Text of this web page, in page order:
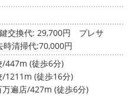
鍵交換代: 29,700円
プレサ
清掃代:70,000円
447m (徒歩6分)
1211m (徒歩16分)
遍店/427m (徒歩6分)